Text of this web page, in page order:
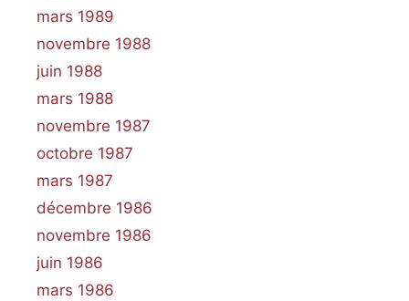
mars 1989
novembre 1988
juin 1988
mars 1988
novembre 1987
octobre 1987
mars 1987
décembre 1986
novembre 1986
juin 1986
mars 1986